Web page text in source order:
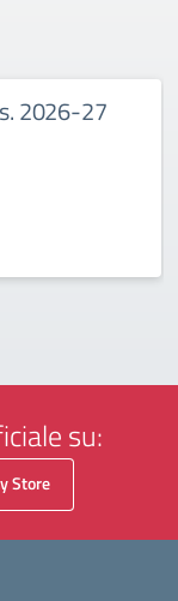
2026-27
su:
Store